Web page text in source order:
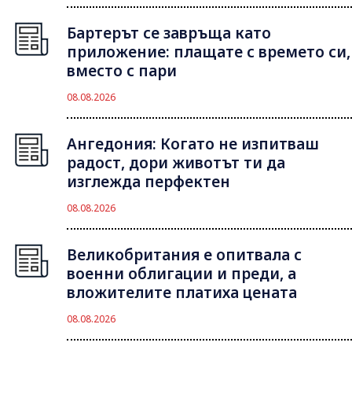
Бартерът се завръща като
приложение: плащате с времето си,
вместо с пари
08.08.2026
Ангедония: Когато не изпитваш
радост, дори животът ти да
изглежда перфектен
08.08.2026
Великобритания е опитвала с
военни облигации и преди, а
вложителите платиха цената
08.08.2026